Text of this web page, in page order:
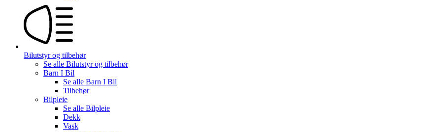
Bilutstyr og tilbehør
Se alle Bilutstyr og tilbehør
Barn I Bil
Se alle Barn I Bil
Tilbehør
Bilpleie
Se alle Bilpleie
Dekk
Vask